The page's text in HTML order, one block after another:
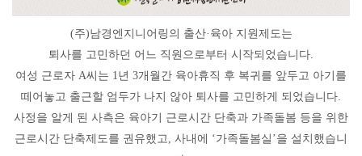
(주)남경엔지니어링의 출산·육아 지원제도는
퇴사를 고민하던 어느 직원으로부터 시작되었습니다.
여성 근로자 A씨는 1년 3개월간 육아휴직 후 복귀를 앞두고 아기를
떼어놓고 출근할 엄두가 나지 않아 퇴사를 고민하게 되었습니다.
사정을 알게 된 사측은 육아기 근로시간 단축과 가족돌봄 등을 위한
근로시간 단축제도를 권유했고, 사내에 ‘가족돌봄실’을 설치했습니